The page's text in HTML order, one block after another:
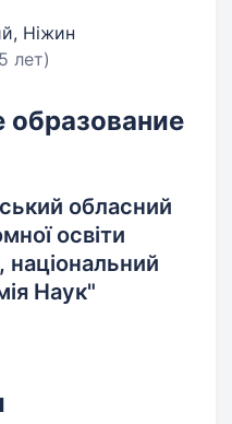
Ніжин
лет)
образование
обласний
освіти
національний
Наук"